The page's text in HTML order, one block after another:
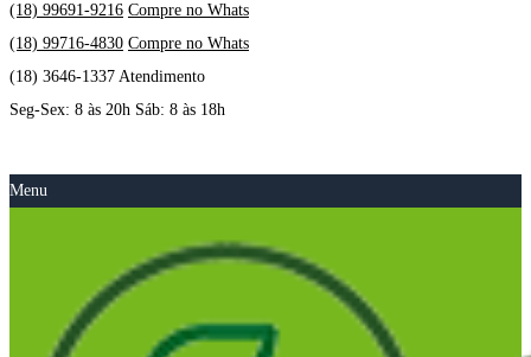
(18) 99691-9216 Compre no Whats
(18) 99716-4830 Compre no Whats
(18) 3646-1337 Atendimento
Seg-Sex: 8 às 20h Sáb: 8 às 18h
Menu